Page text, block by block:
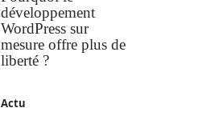
développement
WordPress sur
mesure offre plus de
liberté ?
Actu